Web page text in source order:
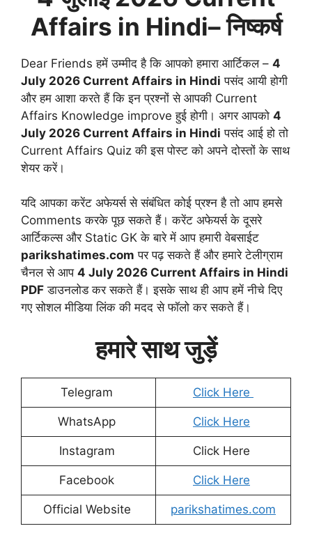
Affairs in Hindi– निष्कर्ष
Dear Friends हमें उम्मीद है कि आपको हमारा आर्टिकल – 4
July 2026 Current Affairs in Hindi पसंद आयी होगी
और हम आशा करते हैं कि इन प्रश्नों से आपकी Current
Affairs Knowledge improve हुई होगी। अगर आपको 4
July 2026 Current Affairs in Hindi पसंद आई हो तो
Current Affairs Quiz की इस पोस्ट को अपने दोस्तों के साथ
शेयर करें।
यदि आपका करेंट अफेयर्स से संबंधित कोई प्रश्न है तो आप हमसे
Comments करके पूछ सकते हैं। करेंट अफेयर्स के दूसरे
आर्टिकल्स और Static GK के बारे में आप हमारी वेबसाईट
parikshatimes.com पर पढ़ सकते हैं और हमारे टेलीग्राम
चैनल से आप 4 July 2026 Current Affairs in Hindi
PDF डाउनलोड कर सकते हैं। इसके साथ ही आप हमें नीचे दिए
गए सोशल मीडिया लिंक की मदद से फॉलो कर सकते हैं।
हमारे साथ जुड़ें
Telegram Click Here
WhatsApp Click Here
Instagram Click Here
Facebook Click Here
Official Website parikshatimes.com